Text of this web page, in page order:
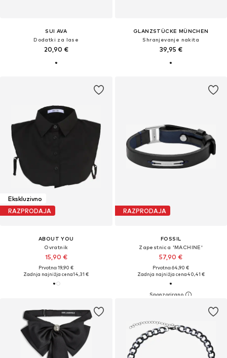
SUI AVA
Dodatki za lase
20,90 €
GLANZSTÜCKE MÜNCHEN
Shranjevanje nakita
39,95 €
Ekskluzivno
RAZPRODAJA
ABOUT YOU
Ovratnik
15,90 €
Prvotno: 19,90 €
Zadnja najnižja cena14,31 €
RAZPRODAJA
FOSSIL
Zapestnica 'MACHINE'
57,90 €
Prvotno: 64,90 €
Zadnja najnižja cena40,41 €